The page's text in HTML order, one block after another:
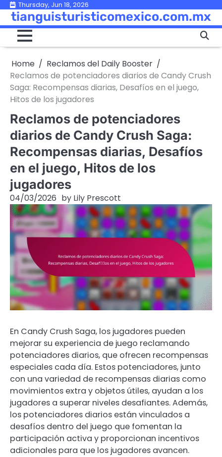
Skip
content
Thursday, Jun 18, 2026
tianguisturisticomexico.com.mx
Home
Reclamos del Daily Booster
Reclamos de potenciadores diarios de Candy Crush
Saga: Recompensas diarias, Desafíos en el juego,
Hitos de los jugadores
Reclamos de potenciadores
diarios de Candy Crush Saga:
Recompensas diarias, Desafíos
en el juego, Hitos de los
jugadores
04/03/2026 by Lily Prescott
En Candy Crush Saga, los jugadores pueden
mejorar su experiencia de juego reclamando
potenciadores diarios, que ofrecen recompensas
especiales cada día. Estos potenciadores, junto
con una variedad de recompensas diarias como
movimientos extra y objetos útiles, ayudan a los
jugadores a superar niveles desafiantes. Además,
los potenciadores diarios están vinculados a
desafíos dentro del juego que fomentan la
participación activa y proporcionan incentivos
adicionales para que los jugadores avancen.